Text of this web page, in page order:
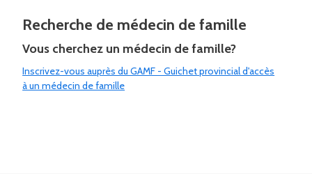
Recherche de médecin de famille
Vous cherchez un médecin de famille?
Inscrivez-vous auprès du GAMF - Guichet provincial d'accès
à un médecin de famille